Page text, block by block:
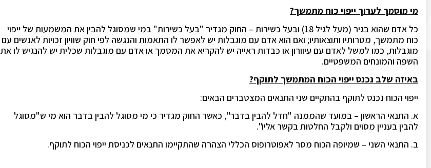
מי מוסמך לערוך ייפוי כוח מתמשך?
כל אדם שהוא בגיר (מעל לגיל 18) ובעל כשירות – החוק מגדיר "בעל כשירות" במי שמסוגל להבין את המשמעות של ייפוי
כוח מתמשך, מטרותיו ותוצאותיו; ואם הוא אדם עם מוגבלות יש לאפשר לו התאמות והנגשה לפי חוק שוויון זכויות לאנשים עם
מוגבלות, כמו למשל לאדם עם עיוורון או כבדות ראייה יש להקריא את המסמך או אדם עם מוגבלות שכלית יש להנגיש לו את
השפה והמונחים המשפטיים.
באיזה שלב נכנס ייפוי הכוח המתמשך לתוקף?
ייפוי הכוח נכנס לתוקף בהתקיים שני התנאים המצטברים הבאים:
א. התנאי הראשון – במועד שהממנה "חדל להבין בדבר", כאשר החוק מגדיר כי מי מסוגל להבין בדבר הוא מי ש"מסוגל
להבין בעניין מסוים ולקבל החלטות בקשר אליו".
ב. התנאי השני – שמיופה הכוח מסר לאפוטרופוס הכללי הצהרה שהתקיימו התנאים לכניסת ייפוי הכוח לתוקף.